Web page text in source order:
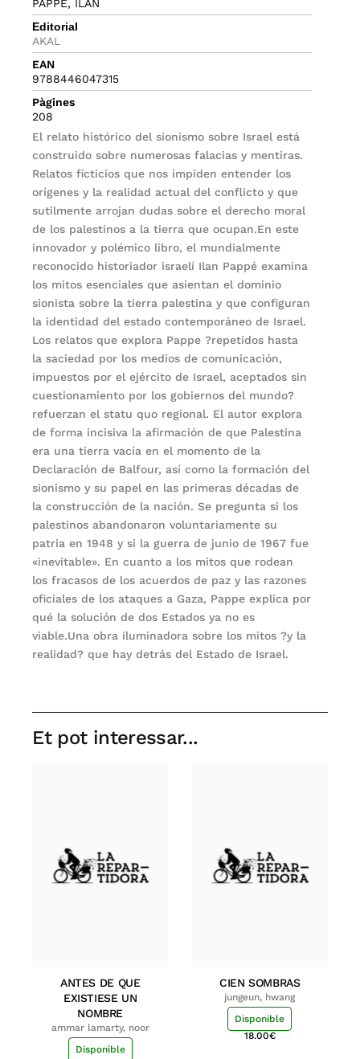
PAPPÉ, ILAN
Editorial
AKAL
EAN
9788446047315
Pàgines
208
El relato histórico del sionismo sobre Israel está
construido sobre numerosas falacias y mentiras.
Relatos ficticios que nos impiden entender los
orígenes y la realidad actual del conflicto y que
sutilmente arrojan dudas sobre el derecho moral
de los palestinos a la tierra que ocupan.En este
innovador y polémico libro, el mundialmente
reconocido historiador israelí Ilan Pappé examina
los mitos esenciales que asientan el dominio
sionista sobre la tierra palestina y que configuran
la identidad del estado contemporáneo de Israel.
Los relatos que explora Pappe ?repetidos hasta
la saciedad por los medios de comunicación,
impuestos por el ejército de Israel, aceptados sin
cuestionamiento por los gobiernos del mundo?
refuerzan el statu quo regional. El autor explora
de forma incisiva la afirmación de que Palestina
era una tierra vacía en el momento de la
Declaración de Balfour, así como la formación del
sionismo y su papel en las primeras décadas de
la construcción de la nación. Se pregunta si los
palestinos abandonaron voluntariamente su
patria en 1948 y si la guerra de junio de 1967 fue
«inevitable». En cuanto a los mitos que rodean
los fracasos de los acuerdos de paz y las razones
oficiales de los ataques a Gaza, Pappe explica por
qué la solución de dos Estados ya no es
viable.Una obra iluminadora sobre los mitos ?y la
realidad? que hay detrás del Estado de Israel.
Et pot interessar...
ANTES DE QUE
EXISTIESE UN
NOMBRE
ammar lamarty, noor
Disponible
CIEN SOMBRAS
jungeun, hwang
Disponible
18.00€